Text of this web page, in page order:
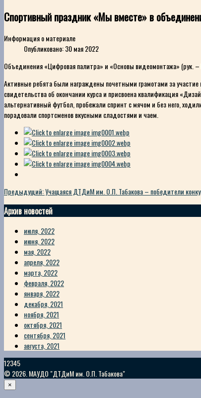
Спортивный праздник «Мы вместе» в
Информация о материале
Опубликовано: 30 мая 2022
Объединения «Цифровая палитра» и «Основы видеомонтажа» (рук. –
Активные ребята были награждены почетными грамотами за
свидетельства об окончании курса и присвоена квалификация
альтернативный футбол, пробежали спринт с мячом и без него,
порадовали спортсменов вкусными сладостями и чаем.
Предыдущий: Учащаяся ДТДиМ им. О.П. Табакова – победители
Архив новостей
июля, 2022
июня, 2022
мая, 2022
апреля, 2022
марта, 2022
февраля, 2022
января, 2022
декабря, 2021
ноября, 2021
октября, 2021
сентября, 2021
августа, 2021
12345
© 2026. МАУДО "ДТДиМ им. О.П. Табакова"
×